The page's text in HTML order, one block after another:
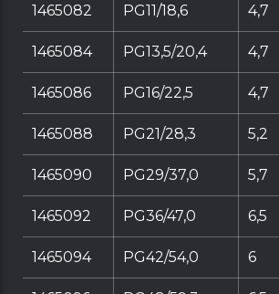
1465082 PG11/18,6 4,7
1465084 PG13,5/20,4 4,7
1465086 PG16/22,5 4,7
1465088 PG21/28,3 5,2
1465090 PG29/37,0 5,7
1465092 PG36/47,0 6,5
1465094 PG42/54,0 6